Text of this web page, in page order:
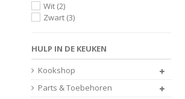
Zwilling
Wit (2)
Zwart (3)
HULP IN DE KEUKEN
Kookshop
Parts & Toebehoren